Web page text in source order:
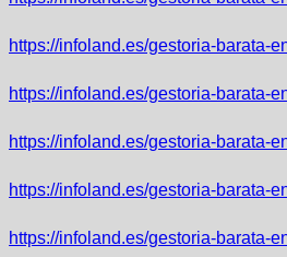
https://infoland.es/gestoria-barata-
https://infoland.es/gestoria-barata-
https://infoland.es/gestoria-barata-
https://infoland.es/gestoria-barata-
https://infoland.es/gestoria-barata-